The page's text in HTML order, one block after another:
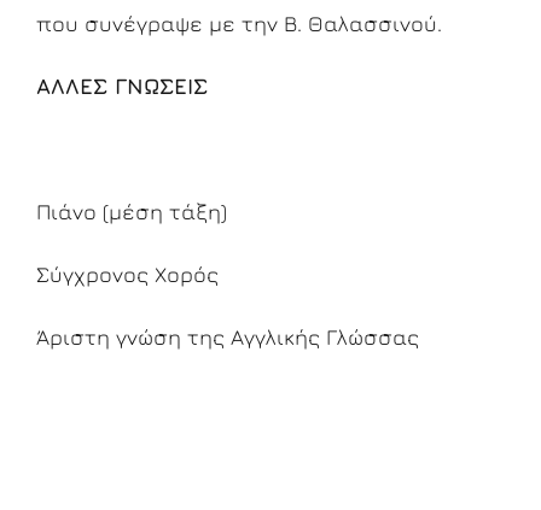
που συνέγραψε με την Β. Θαλασσινού.
ΑΛΛΕΣ ΓΝΩΣΕΙΣ
Πιάνο (μέση τάξη)
Σύγχρονος Χορός
Άριστη γνώση της Αγγλικής Γλώσσας